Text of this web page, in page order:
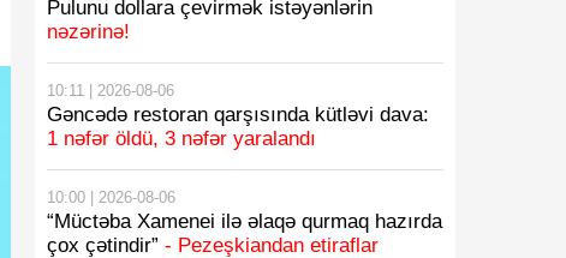
Pulunu dollara çevirmək istəyənlərin
nəzərinə!
10:11 | 2026-08-06
Gəncədə restoran qarşısında kütləvi dava:
1 nəfər öldü, 3 nəfər yaralandı
10:00 | 2026-08-06
“Müctəba Xamenei ilə əlaqə qurmaq hazırda
çox çətindir” - Pezeşkiandan etiraflar